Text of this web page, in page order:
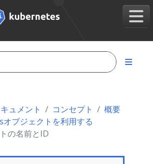
ュメント コンセプト
概要
ブジェクトを利用する
の名前とID